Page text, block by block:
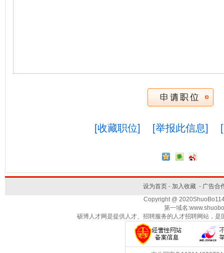
[收藏职位] [举报此信息]
设为首页- 加入收藏- 广告合
Copyright @
第一域名
硕博人才网是提供人才、招聘服务的人才招聘网站，